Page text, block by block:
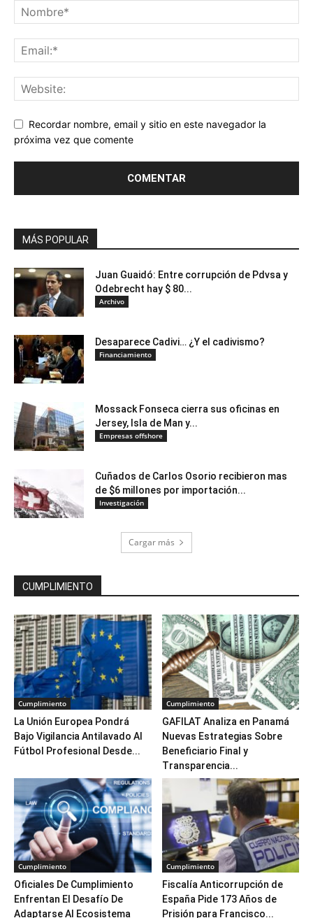
Recordar nombre, email y sitio en este navegador la
próxima vez que comente
MÁS POPULAR
Juan Guaidó: Entre corrupción de Pdvsa y
Odebrecht hay $ 80...
Archivo
Desaparece Cadivi… ¿Y el cadivismo?
Financiamiento
Mossack Fonseca cierra sus oficinas en
Jersey, Isla de Man y...
Empresas offshore
Cuñados de Carlos Osorio recibieron mas
de $6 millones por importación...
Investigación
Cargar más
CUMPLIMIENTO
Cumplimiento
La Unión Europea Pondrá
Bajo Vigilancia Antilavado Al
Fútbol Profesional Desde...
Cumplimiento
GAFILAT Analiza en Panamá
Nuevas Estrategias Sobre
Beneficiario Final y
Transparencia...
Cumplimiento
Oficiales De Cumplimiento
Enfrentan El Desafío De
Adaptarse Al Ecosistema
Cumplimiento
Fiscalía Anticorrupción de
España Pide 173 Años de
Prisión para Francisco...